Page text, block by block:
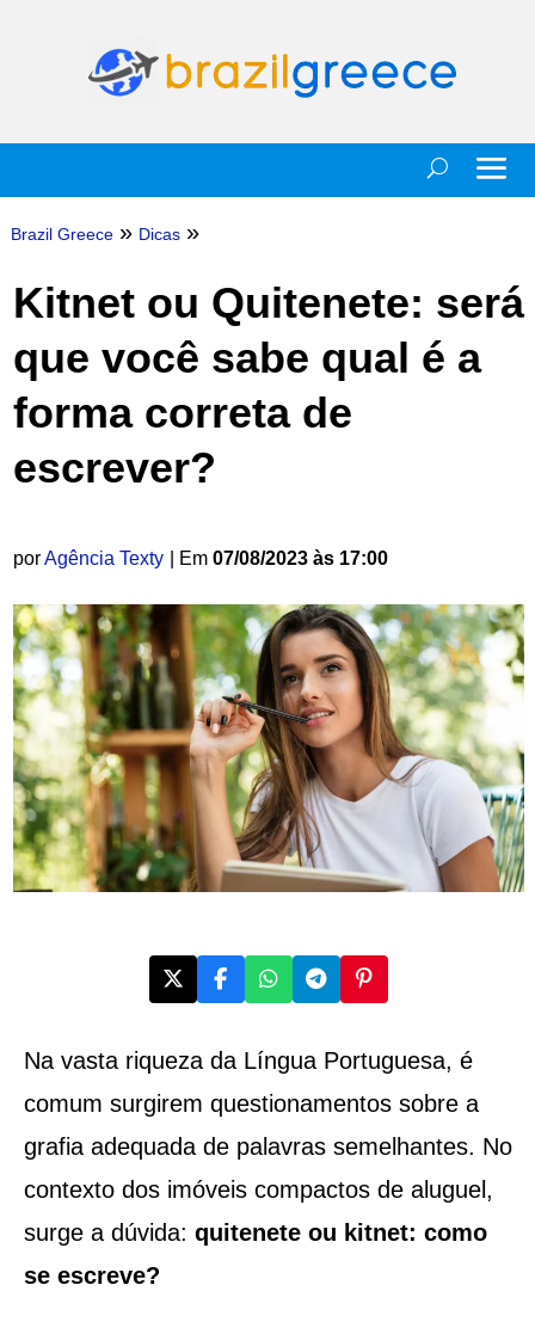
Brazil Greece » Dicas »
Kitnet ou Quitenete: será
que você sabe qual é a
forma correta de
escrever?
porAgência Texty | Em 07/08/2023 às 17:00
Na vasta riqueza da Língua Portuguesa, é
comum surgirem questionamentos sobre a
grafia adequada de palavras semelhantes. No
contexto dos imóveis compactos de aluguel,
surge a dúvida: quitenete ou kitnet: como
se escreve?